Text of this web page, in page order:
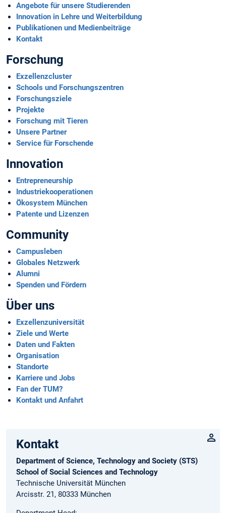
Angebote für unsere Studierenden
Innovation in Lehre und Weiterbildung
Publikationen und Medienbeiträge
Kontakt
Forschung
Exzellenzcluster
Schools und Forschungszentren
Forschungsziele
Projekte
Forschung mit Tieren
Unsere Partner
Service für Forschende
Innovation
Entrepreneurship
Industriekoopera­tionen
Ökosystem München
Patente und Lizenzen
Community
Campusleben
Globales Netzwerk
Alumni
Spenden und Fördern
Über uns
Exzellenzuniversität
Ziele und Werte
Daten und Fakten
Organisation
Standorte
Karriere und Jobs
Fan der TUM?
Kontakt und Anfahrt
Kontakt
Department of Science, Technology and Society (STS)
School of Social Sciences and Technology
Technische Universität München
Arcisstr. 21, 80333 München